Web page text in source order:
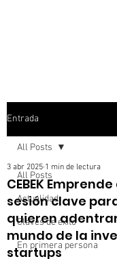
Entrada
All Posts
Actualidad
Claves de éxito
En primera persona
All Posts
CEBEK
sesión clave
quieren
mundo de la
startups
3 abr 2025 1 min de lectura